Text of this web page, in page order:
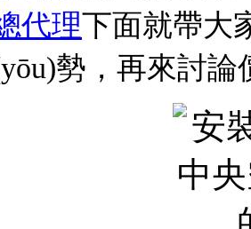
代理下面就帶大
勢，再來討